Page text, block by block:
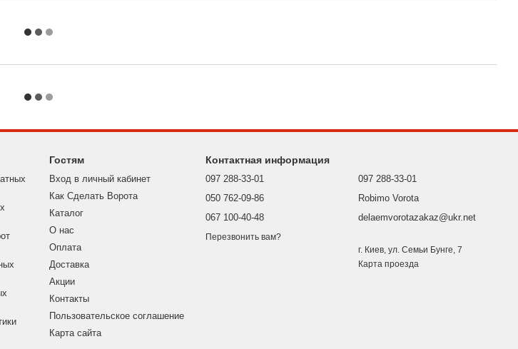
Гостям
Вход в личный кабинет
Как Сделать Ворота
Каталог
О нас
Оплата
Доставка
Акции
Контакты
Пользовательское соглашение
Карта сайта
Контактная информация
097 288-33-01
050 762-09-86
067 100-40-48
Перезвонить вам?
097 288-33-01
Robimo Vorota
delaemvorotazakaz@ukr.net
г. Киев, ул. Семьи Бунге, 7
Карта проезда